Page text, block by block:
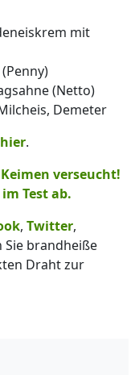
mit
(Netto)
Demeter
hier.
verseucht!
Test ab.
, Twitter,
Sie brandheiße
Draht zur